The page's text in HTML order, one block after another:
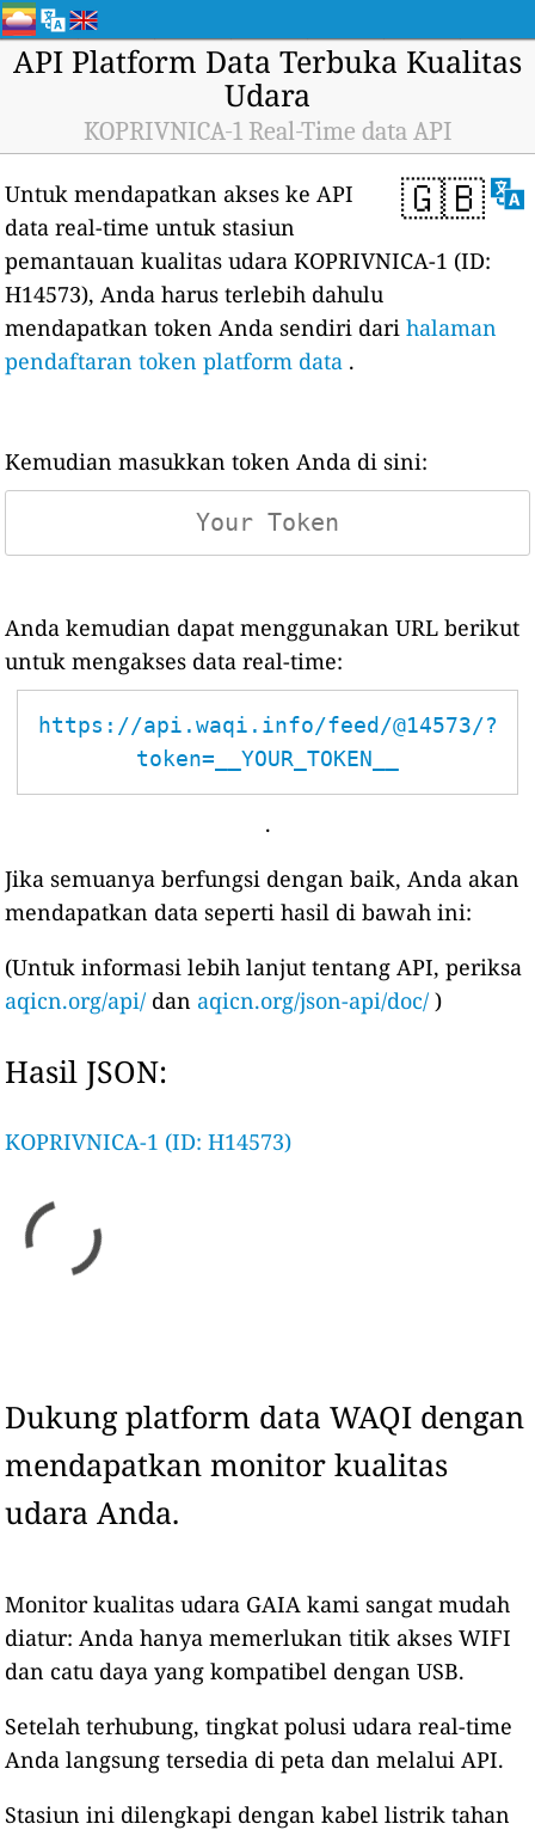
API Platform Data Terbuka Kualitas
Udara
KOPRIVNICA-1 Real-Time data API
🇬🇧
Untuk mendapatkan akses ke API
data real-time untuk stasiun
pemantauan kualitas udara KOPRIVNICA-1 (ID:
H14573), Anda harus terlebih dahulu
mendapatkan token Anda sendiri darihalaman
pendaftaran token platform data .
Kemudian masukkan token Anda di sini:
Anda kemudian dapat menggunakan URL berikut
untuk mengakses data real-time:
https://api.waqi.info/feed/@14573/?
token=__YOUR_TOKEN__
.
Jika semuanya berfungsi dengan baik, Anda akan
mendapatkan data seperti hasil di bawah ini:
(Untuk informasi lebih lanjut tentang API, periksa
aqicn.org/api/ dan aqicn.org/json-api/doc/ )
Hasil JSON:
KOPRIVNICA-1 (ID: H14573)
Dukung platform data WAQI dengan
mendapatkan monitor kualitas
udara Anda.
Monitor kualitas udara GAIA kami sangat mudah
diatur: Anda hanya memerlukan titik akses WIFI
dan catu daya yang kompatibel dengan USB.
Setelah terhubung, tingkat polusi udara real-time
Anda langsung tersedia di peta dan melalui API.
Stasiun ini dilengkapi dengan kabel listrik tahan